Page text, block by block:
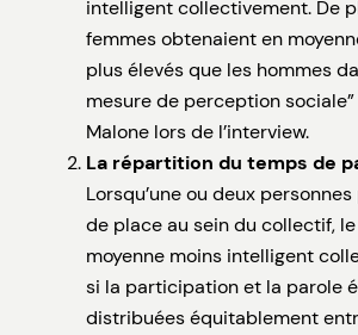
intelligent collectivement. De
femmes obtenaient en
plus élevés que les hommes
mesure de perception
Malone lors de l’interview.
La répartition du temps de
Lorsqu’une ou deux
de place au sein du collectif,
moyenne moins intelligent
si la participation et la parole
distribuées équitablement